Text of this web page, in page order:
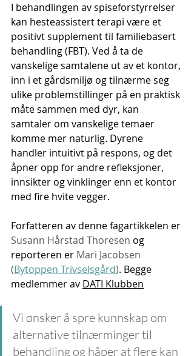
I behandlingen av spiseforstyrrelser
kan hesteassistert terapi være et
positivt supplement til familiebasert
behandling (FBT). Ved å ta de
vanskelige samtalene ut av et kontor,
inn i et gårdsmiljø og tilnærme seg
ulike problemstillinger på en praktisk
måte sammen med dyr, kan
samtaler om vanskelige temaer
komme mer naturlig. Dyrene
handler intuitivt på respons, og det
åpner opp for andre refleksjoner,
innsikter og vinklinger enn et kontor
med fire hvite vegger.
Forfatteren av denne fagartikkelen er
Susann Hårstad Thoresen og
reporteren er Mari Jacobsen
(Bytoppen Trivselsgård). Begge
medlemmer av DATI Klubben
Vi ønsker å spre kunnskap om
alternative tilnærminger til
behandling og håper at flere kan